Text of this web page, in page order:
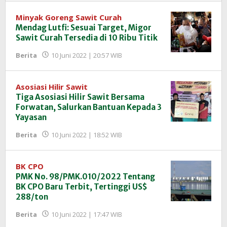
Minyak Goreng Sawit Curah
Mendag Lutfi: Sesuai Target, Migor
Sawit Curah Tersedia di 10 Ribu Titik
Berita 10 Juni 2022 | 20:57 WIB
InfoSAWIT
Asosiasi Hilir Sawit
Tiga Asosiasi Hilir Sawit Bersama
Forwatan, Salurkan Bantuan Kepada 3
Yayasan
Berita 10 Juni 2022 | 18:52 WIB
InfoSAWIT
BK CPO
PMK No. 98/PMK.010/2022 Tentang
BK CPO Baru Terbit, Tertinggi US$
288/ton
Berita 10 Juni 2022 | 17:47 WIB